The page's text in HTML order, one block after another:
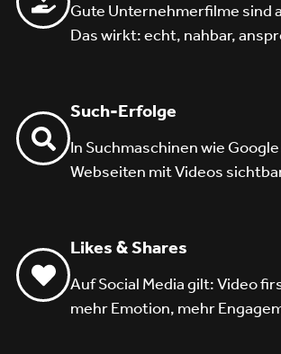
Gute Unternehmerfilme sind
Das wirkt: echt, nahbar,
Such-Erfolge
In Suchmaschinen wie
Webseiten mit Videos
Likes & Shares
Auf Social Media gilt: Video
mehr Emotion, mehr